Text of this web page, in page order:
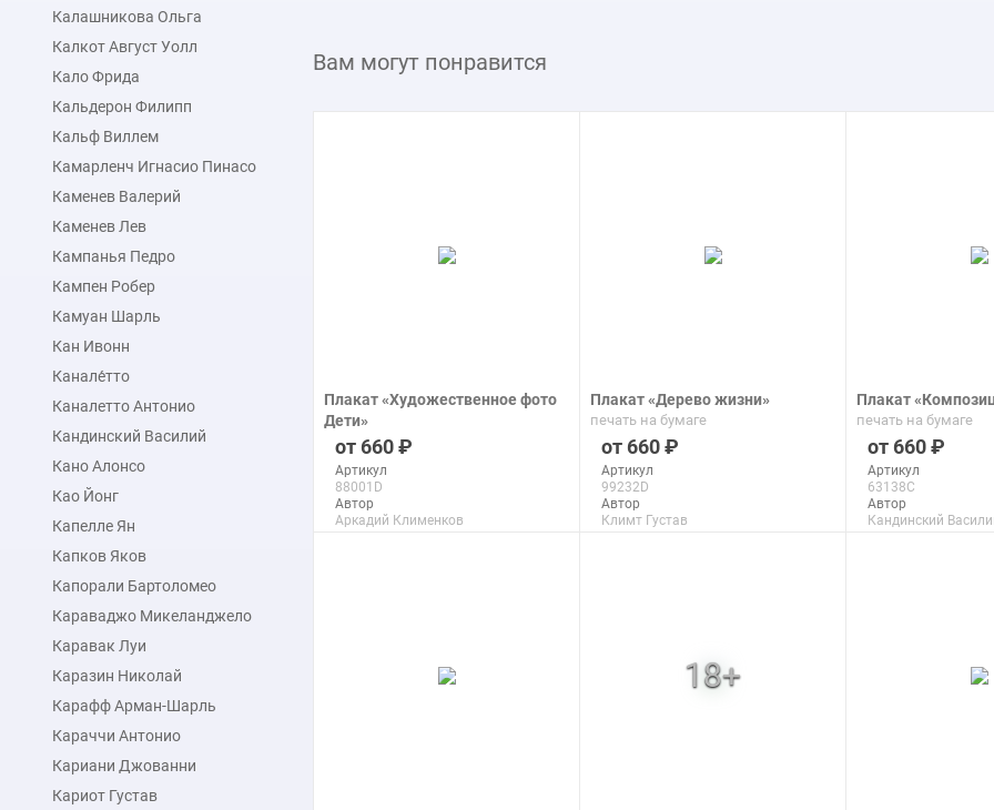
Калашникова Ольга
Калкот Август Уолл
Кало Фрида
Кальдерон Филипп
Кальф Виллем
Камарленч Игнасио Пинасо
Каменев Валерий
Каменев Лев
Кампанья Педро
Кампен Робер
Камуан Шарль
Кан Ивонн
Канале́тто
Каналетто Антонио
Кандинский Василий
Кано Алонсо
Као Йонг
Капелле Ян
Капков Яков
Капорали Бартоломео
Караваджо Микеланджело
Каравак Луи
Каразин Николай
Карафф Арман-Шарль
Караччи Антонио
Кариани Джованни
Кариот Густав
Вам могут понравится
Плакат «Художественное фото
Дети»
печать на бумаге
660
Артикул
88001D
Автор
Аркадий Клименков
Плакат «Дерево жизни»
печать на бумаге
660
Артикул
99232D
Автор
Климт Густав
Плакат
печать на бумаге
660
Артикул
63138C
Автор
Кандинский